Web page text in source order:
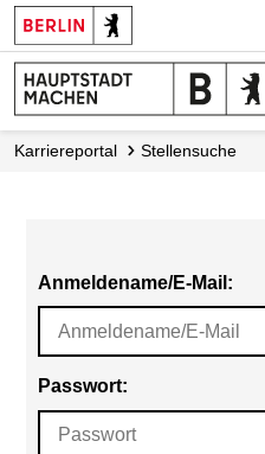
Karriereportal Stellensuche
Anmeldename/E-Mail:
Passwort: